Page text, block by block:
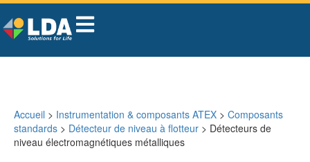
Accueil > Instrumentation & composants ATEX > Composants
standards > Détecteur de niveau à flotteur > Détecteurs de
niveau électromagnétiques métalliques